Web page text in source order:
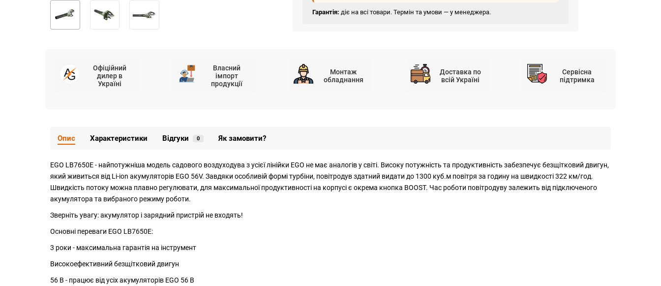
Гарантія: діє на всі товари. Термін та умови — у менеджера.
Офіційний
дилер в
Україні
Власний
імпорт
продукції
Монтаж
обладнання
Доставка по
всій Україні
Сервісна
підтримка
Опис Характеристики Відгуки 0 Як замовити?
EGO LB7650E - найпотужніша модель садового воздуходува з усієї лінійки EGO не має аналогів у світі. Високу потужність та продуктивність забезпечує безщітковий двигун,
який живиться від Li-ion акумуляторів EGO 56V. Завдяки особливій формі турбіни, повітродув здатний видати до 1300 куб.м повітря за годину на швидкості 322 км/год.
Швидкість потоку можна плавно регулювати, для максимальної продуктивності на корпусі є окрема кнопка BOOST. Час роботи повітродуву залежить від підключеного
акумулятора та вибраного режиму роботи.
Зверніть увагу: акумулятор і зарядний пристрій не входять!
Основні переваги EGO LB7650E:
3 роки - максимальна гарантія на інструмент
Високоефективний безщітковий двигун
56 В - працює від усіх акумуляторів EGO 56 В